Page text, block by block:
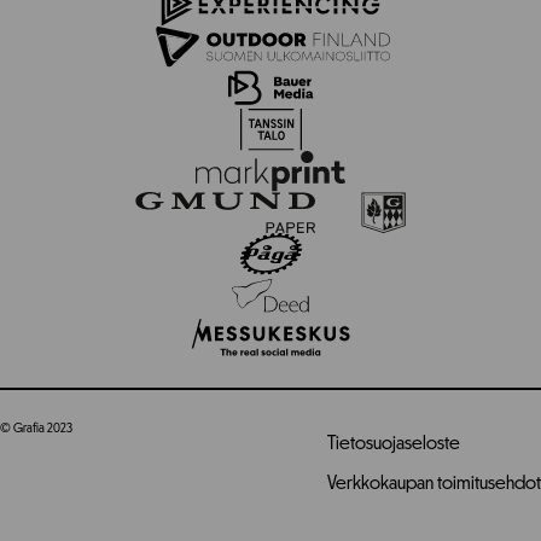
© Grafia 2023
Tietosuojaseloste
Verkkokaupan toimitusehdot